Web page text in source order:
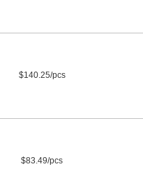
$140.25/pcs
$83.49/pcs